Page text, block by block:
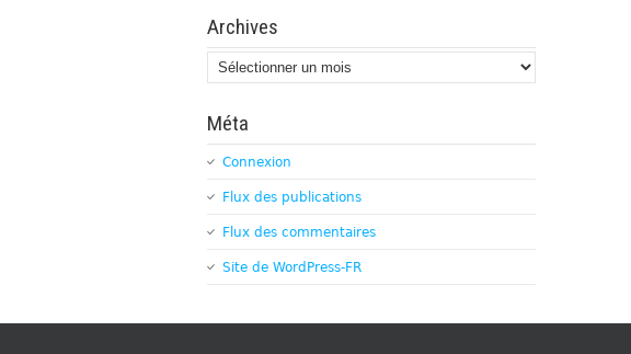
Archives
Archives
Méta
Connexion
Flux des publications
Flux des commentaires
Site de WordPress-FR